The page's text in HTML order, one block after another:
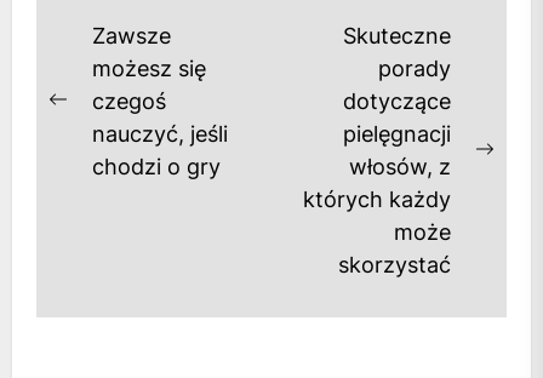
Nawigacja
wpisu
Previous
post:
Zawsze
możesz się
czegoś
nauczyć, jeśli
chodzi o gry
Skuteczne
porady
dotyczące
pielęgnacji
włosów, z
których każdy
może
skorzystać